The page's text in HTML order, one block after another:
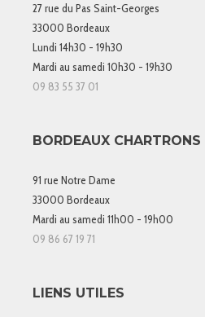
27 rue du Pas Saint-Georges
33000 Bordeaux
Lundi 14h30 - 19h30
Mardi au samedi 10h30 - 19h30
09 83 55 37 01
BORDEAUX CHARTRONS
91 rue Notre Dame
33000 Bordeaux
Mardi au samedi 11h00 - 19h00
09 86 67 19 71
LIENS UTILES